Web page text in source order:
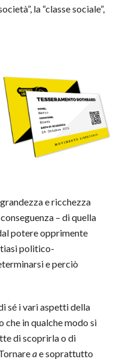
la “classe sociale”,
e ricchezza
– di quella
potere opprimente
politico-
e perciò
sé i vari aspetti della
che in qualche modo si
di scoprirla o di
ae soprattutto